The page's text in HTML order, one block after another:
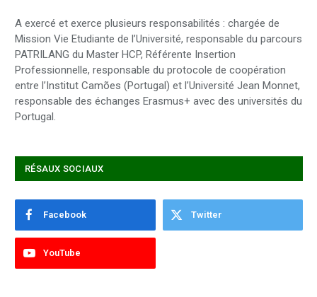
A exercé et exerce plusieurs responsabilités : chargée de
Mission Vie Etudiante de l’Université, responsable du parcours
PATRILANG du Master HCP, Référente Insertion
Professionnelle, responsable du protocole de coopération
entre l’Institut Camões (Portugal) et l’Université Jean Monnet,
responsable des échanges Erasmus+ avec des universités du
Portugal.
RÉSAUX SOCIAUX
Facebook Twitter
YouTube